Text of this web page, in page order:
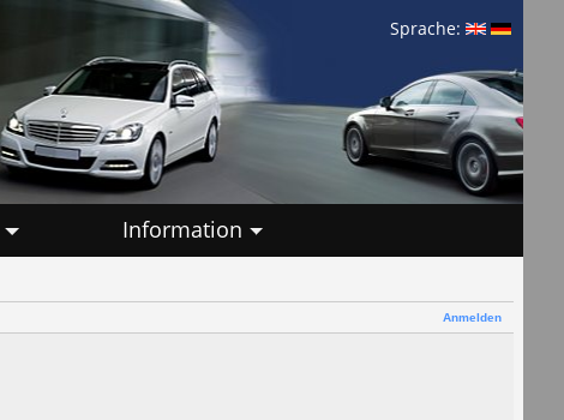
Sprache:
Information
Anmelden